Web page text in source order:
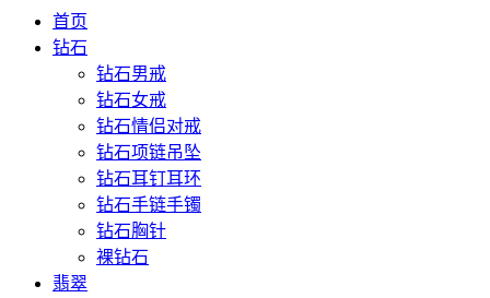
首页
钻石
钻石男戒
钻石女戒
钻石情侣对戒
钻石项链吊坠
钻石耳钉耳环
钻石手链手镯
钻石胸针
裸钻石
翡翠